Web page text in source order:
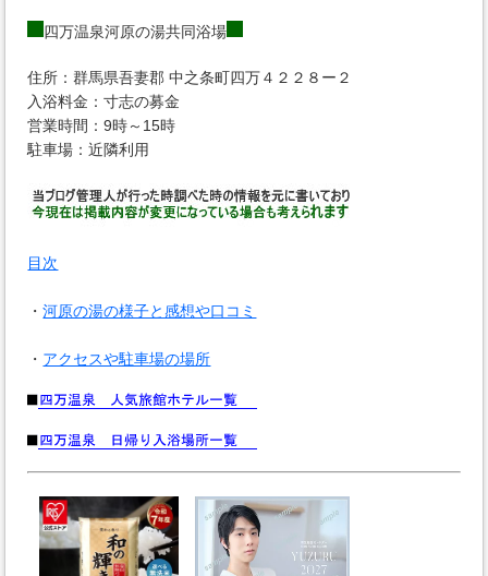
四万温泉河原の湯共同浴場
住所：群馬県吾妻郡 中之条町四万４２２８ー２
入浴料金：寸志の募金
営業時間：9時～15時
駐車場：近隣利用
目次
・河原の湯の様子と感想や口コミ
・ アクセスや駐車場の場所